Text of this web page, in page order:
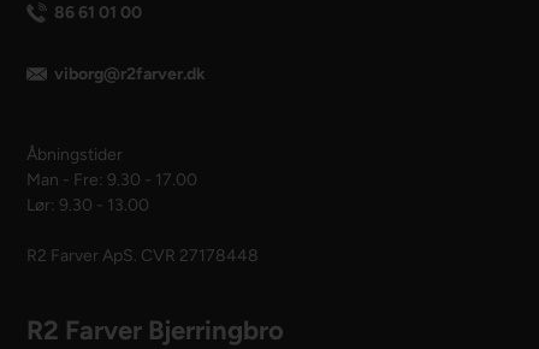
86 61 01 00
viborg@r2farver.dk
Åbningstider
Man - Fre: 9.30 - 17.00
Lør: 9.30 - 13.00
R2 Farver ApS. CVR 27178448
R2 Farver Bjerringbro